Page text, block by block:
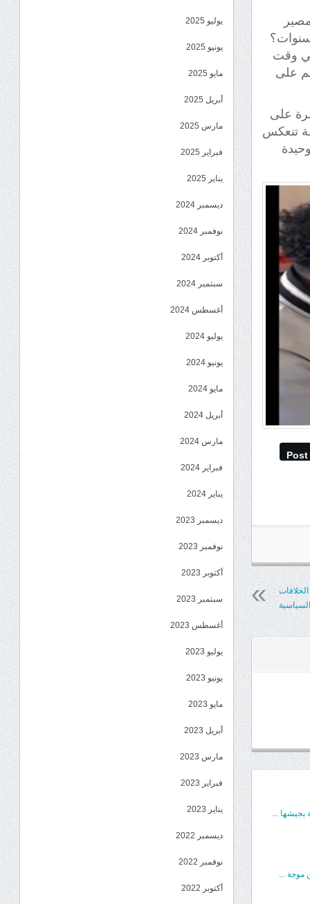
سنوات؟
في وقت
على
على
تنعكس
Post
بجيشها ...
موجة ...
يوليو 2025
يونيو 2025
مايو 2025
أبريل 2025
مارس 2025
فبراير 2025
يناير 2025
ديسمبر 2024
نوفمبر 2024
أكتوبر 2024
سبتمبر 2024
أغسطس 2024
يوليو 2024
يونيو 2024
مايو 2024
أبريل 2024
مارس 2024
فبراير 2024
يناير 2024
ديسمبر 2023
نوفمبر 2023
أكتوبر 2023
سبتمبر 2023
أغسطس 2023
يوليو 2023
يونيو 2023
مايو 2023
أبريل 2023
مارس 2023
فبراير 2023
يناير 2023
ديسمبر 2022
نوفمبر 2022
أكتوبر 2022